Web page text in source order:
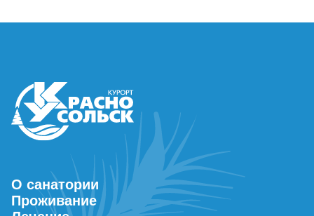
О санатории
Проживание